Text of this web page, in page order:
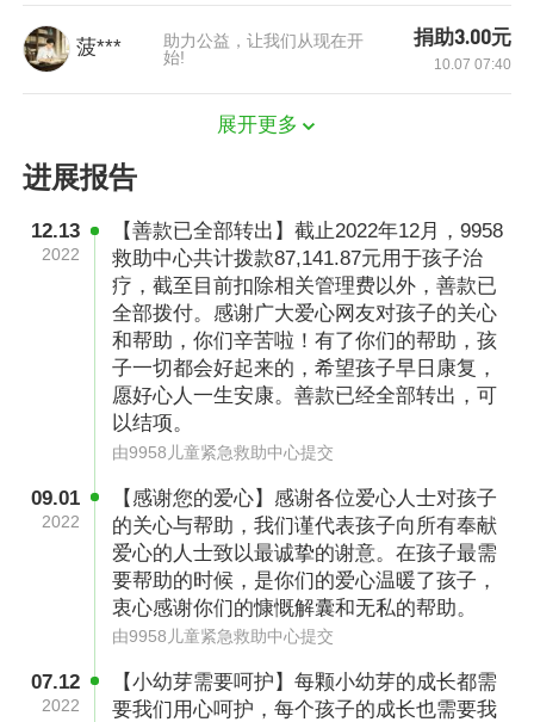
廉爽手上。
2019年11月28日，廉爽查出怀孕，并且是一对
双胞胎。在刚得知自己怀孕的时候，廉爽也纠结
过。公公婆婆在家种地没什么收入，家里已有一
个3岁的女儿，她在家照顾女儿没什么收入，一
家五口的生计都压在起早贪黑外出打工的老公一
人身上。可双胞胎宝宝的到来，让整个家里都欣
喜不已，最终还是决定留下两个宝宝，一家人一
起好好努力挣钱。
菠***
助力公益，让我们从现在开
始!
捐助3.00元
10.07 07:40
展开更多
进展报告
12.13
2022
【善款已全部转出】截止2022年12月，9958
救助中心共计拨款87,141.87元用于孩子治
疗，截至目前扣除相关管理费以外，善款已
全部拨付。感谢广大爱心网友对孩子的关心
和帮助，你们辛苦啦！有了你们的帮助，孩
子一切都会好起来的，希望孩子早日康复，
愿好心人一生安康。善款已经全部转出，可
以结项。
由9958儿童紧急救助中心提交
09.01
2022
【感谢您的爱心】感谢各位爱心人士对孩子
的关心与帮助，我们谨代表孩子向所有奉献
爱心的人士致以最诚挚的谢意。在孩子最需
要帮助的时候，是你们的爱心温暖了孩子，
衷心感谢你们的慷慨解囊和无私的帮助。
由9958儿童紧急救助中心提交
07.12
2022
【小幼芽需要呵护】每颗小幼芽的成长都需
要我们用心呵护，每个孩子的成长也需要我